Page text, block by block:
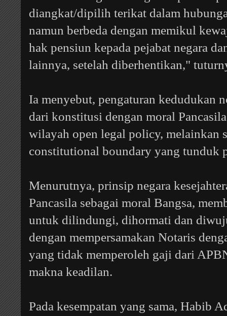
diangkat/dipilih terikat dalam
namun berbeda dengan memikul
hak pensiun kepada pejabat negara
lainnya, setelah diberhentikan,"
Ia menyebut, pengaturan kedudukan
dari konstitusi dengan moral
wilayah open legal policy, melainkan
constitutional boundary yang tunduk
Menurutnya, prinsip negara
Pancasila sebagai moral Bangsa,
untuk dilindungi, dihormati dan
dengan mempersamakan Notaris
yang tidak memperoleh gaji dari
makna keadilan.
Pada kesempatan yang sama, Habib